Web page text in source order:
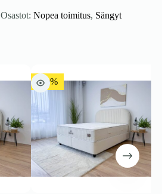
Osastot: Nopea toimitus, Sängyt
-10%